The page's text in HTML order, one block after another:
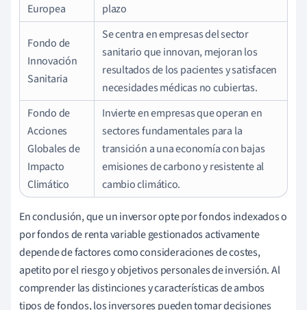
Europea
plazo
Fondo de
Innovación
Sanitaria
Se centra en empresas del sector
sanitario que innovan, mejoran los
resultados de los pacientes y satisfacen
necesidades médicas no cubiertas.
Fondo de
Acciones
Globales de
Impacto
Climático
Invierte en empresas que operan en
sectores fundamentales para la
transición a una economía con bajas
emisiones de carbono y resistente al
cambio climático.
En conclusión, que un inversor opte por fondos indexados o
por fondos de renta variable gestionados activamente
depende de factores como consideraciones de costes,
apetito por el riesgo y objetivos personales de inversión. Al
comprender las distinciones y características de ambos
tipos de fondos, los inversores pueden tomar decisiones